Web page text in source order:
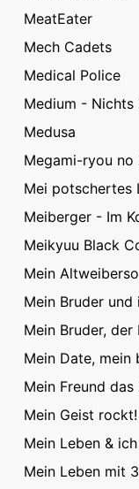
MeatEater
Mech Cadets
Medical Police
Medium -
Medusa
Megami-ryou no
Mei potschertes
Meiberger - Im
Meikyuu Black
Mein
Mein Bruder und
Mein Bruder, der
Mein Date, mein
Mein Freund das
Mein Geist rockt!
Mein Leben & ich
Mein Leben mit